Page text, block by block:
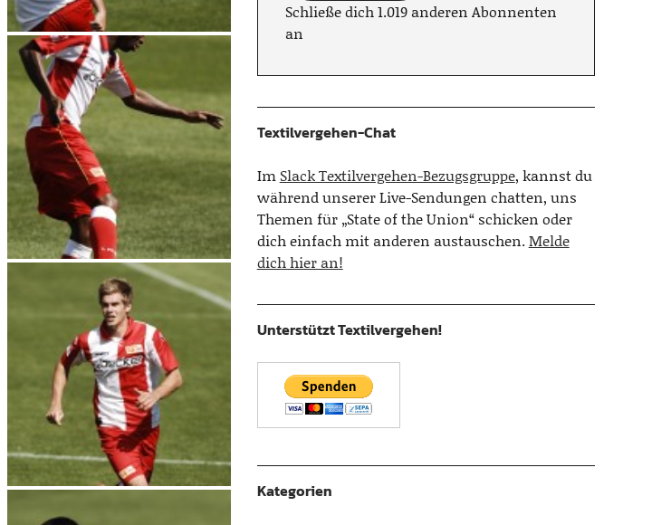
Schließe dich 1.019 anderen Abonnenten
an
Textilvergehen-Chat
Im Slack Textilvergehen-Bezugsgruppe, kannst du
während unserer Live-Sendungen chatten, uns
Themen für „State of the Union“ schicken oder
dich einfach mit anderen austauschen.Melde
dich hier an!
Unterstützt Textilvergehen!
Kategorien